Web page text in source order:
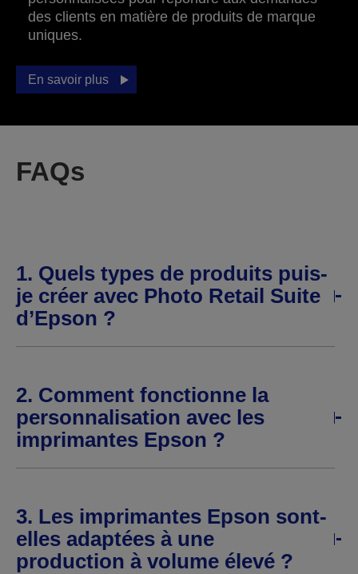
des clients en matière de produits de marque
uniques.
En savoir plus
FAQs
1. Quels types de produits puis-
je créer avec Photo Retail Suite
d’Epson ?
2. Comment fonctionne la
personnalisation avec les
imprimantes Epson ?
3. Les imprimantes Epson sont-
elles adaptées à une
production à volume élevé ?